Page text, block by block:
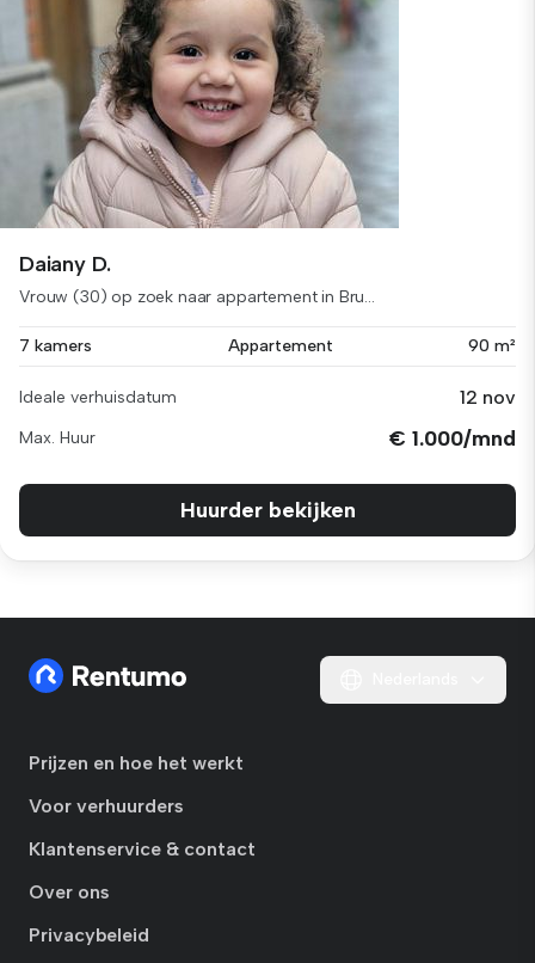
Daiany D.
Vrouw (30) op zoek naar appartement in Bru...
7 kamers Appartement 90 m²
Ideale verhuisdatum 12 nov
Max. Huur € 1.000/mnd
Huurder bekijken
Prijzen en hoe het werkt
Voor verhuurders
Klantenservice & contact
Over ons
Privacybeleid